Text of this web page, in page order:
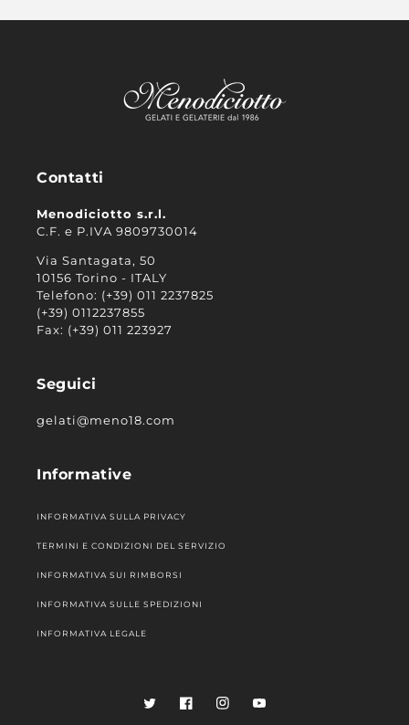
Contatti
Menodiciotto s.r.l.
C.F. e P.IVA 9809730014
Via Santagata, 50
10156 Torino - ITALY
Telefono: (+39) 011 2237825
(+39) 0112237855
Fax: (+39) 011 223927
Seguici
gelati@meno18.com
Informative
INFORMATIVA SULLA PRIVACY
TERMINI E CONDIZIONI DEL SERVIZIO
INFORMATIVA SUI RIMBORSI
INFORMATIVA SULLE SPEDIZIONI
INFORMATIVA LEGALE
TwitterFacebook
Instagram
YouTube